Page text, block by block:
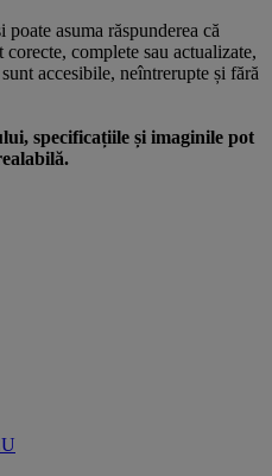
asuma răspunderea că
complete sau actualizate,
accesibile, neîntrerupte și fără
specificațiile și imaginile pot